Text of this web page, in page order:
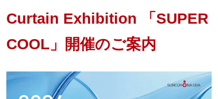
Curtain Exhibition 「SUPER
COOL」開催のご案内